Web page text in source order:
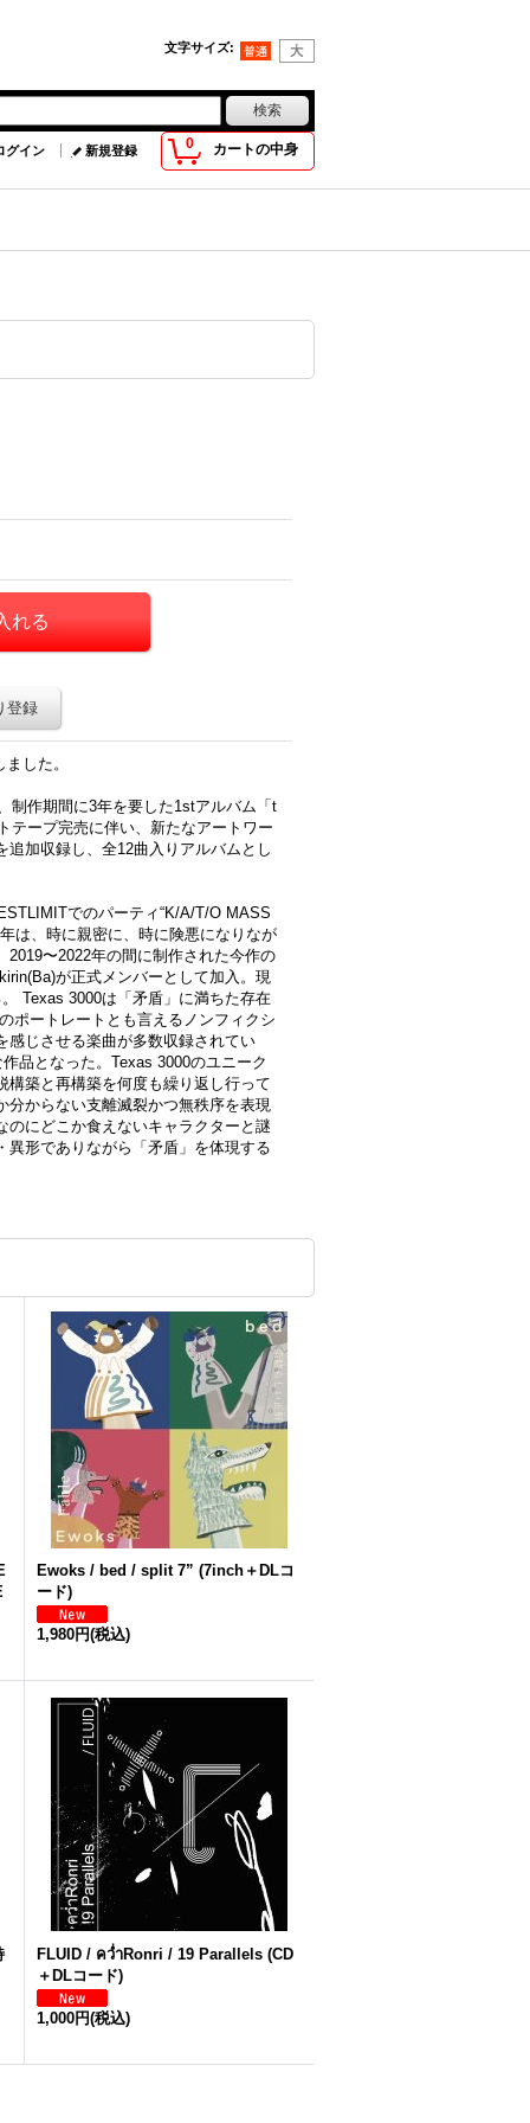
文字サイズ:
0 カートの中身
グイン 新規登録
登録
した。
制作期間に3年を要した1stアルバム「t
テープ完売に伴い、新たなアートワー
加収録し、全12曲入りアルバムとし
でのパーティ“K/A/T/O MASS
は、時に親密に、時に険悪になりなが
〜2022年の間に制作された今作の
が正式メンバーとして加入。現
Texas 3000は「矛盾」に満ちた存在
ポートレートとも言えるノンフィクシ
感じさせる楽曲が多数収録されてい
品となった。Texas 3000のユニーク
築と再構築を何度も繰り返し行って
分からない支離滅裂かつ無秩序を表現
にどこか食えないキャラクターと謎
形でありながら「矛盾」を体現する
Ewoks / bed / split 7” (7inch＋DLコ
ード)
1,980円(税込)
FLUID / ควํ่าRonri / 19 Parallels (CD
＋DLコード)
1,000円(税込)